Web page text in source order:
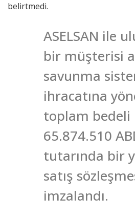
belirtmedi.
ASELSAN ile
bir müşterisi
savunma
ihracatına
toplam bedeli
65.874.510
tutarında bir
satış
imzalandı.